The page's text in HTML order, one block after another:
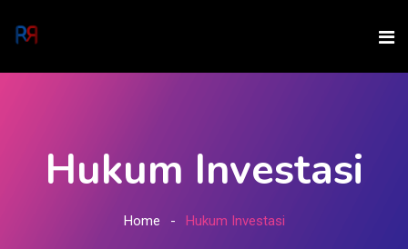
Hukum Investasi
Home Hukum Investasi